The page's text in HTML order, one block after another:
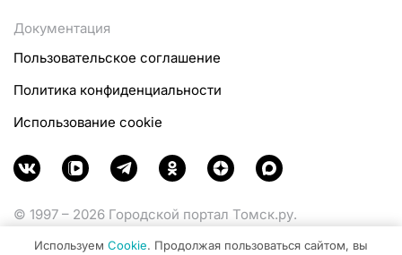
Документация
Пользовательское соглашение
Политика конфиденциальности
Использование cookie
© 1997 – 2026 Городской портал Томск.ру.
Используем Cookie. Продолжая пользоваться сайтом, вы